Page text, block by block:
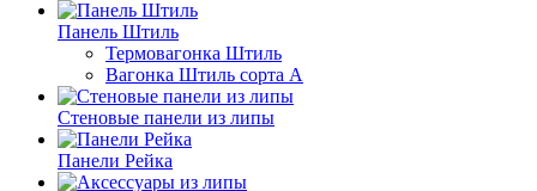
Панель Штиль
Термовагонка Штиль
Вагонка Штиль сорта А
Стеновые панели из липы
Панели Рейка